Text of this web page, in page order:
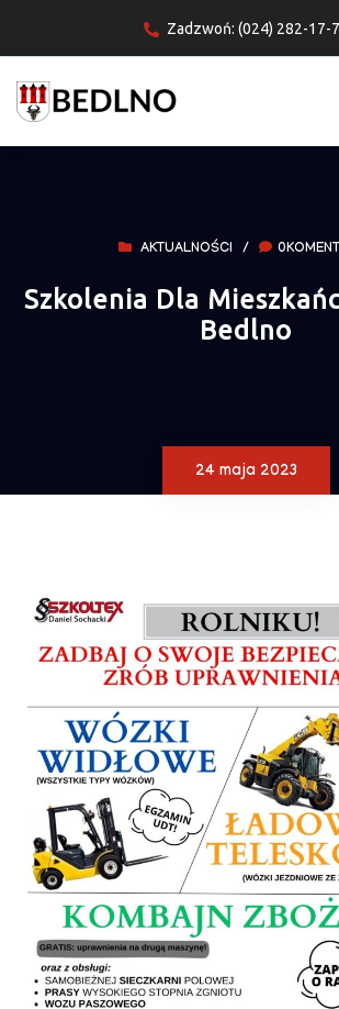
Zadzwoń: (024) 282-17-
AKTUALNOŚCI /
Szkolenia Dla
Bedlno
24 maja 2023